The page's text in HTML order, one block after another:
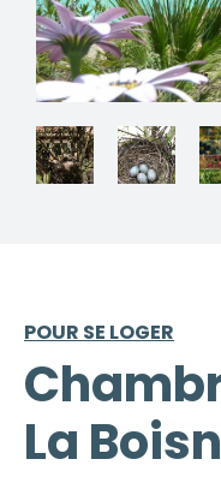
POUR SE LOGER
La